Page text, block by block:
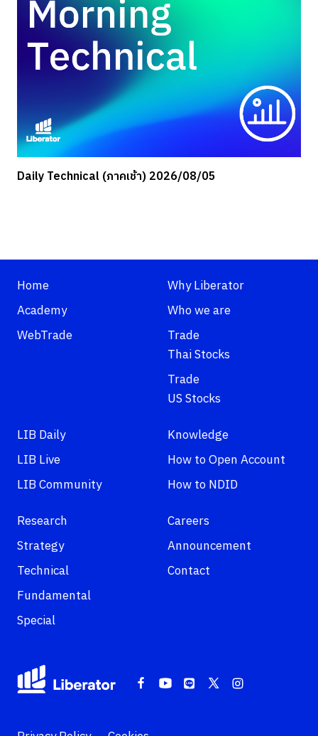
Daily Technical (ภาคเช้า) 2026/08/05
Home
Academy
WebTrade
Why Liberator
Who we are
Trade
Thai Stocks
Trade
US Stocks
LIB Daily
LIB Live
LIB Community
Knowledge
How to Open Account
How to NDID
Research
Strategy
Technical
Fundamental
Special
Careers
Announcement
Contact